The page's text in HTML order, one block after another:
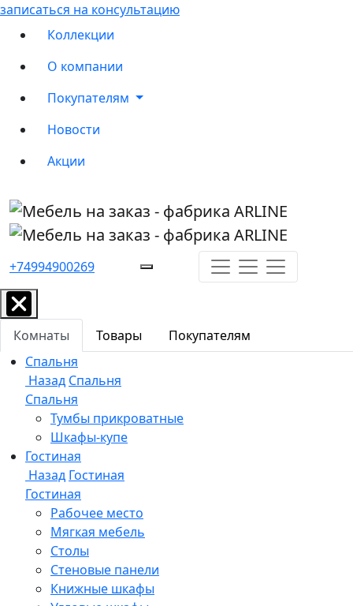
записаться на консультацию
Коллекции
О компании
Покупателям
Новости
Акции
+74994900269